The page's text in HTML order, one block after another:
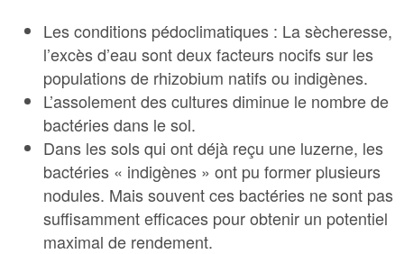
Les conditions pédoclimatiques : La sècheresse,
l’excès d’eau sont deux facteurs nocifs sur les
populations de rhizobium natifs ou indigènes.
L’assolement des cultures diminue le nombre de
bactéries dans le sol.
Dans les sols qui ont déjà reçu une luzerne, les
bactéries « indigènes » ont pu former plusieurs
nodules. Mais souvent ces bactéries ne sont pas
suffisamment efficaces pour obtenir un potentiel
maximal de rendement.